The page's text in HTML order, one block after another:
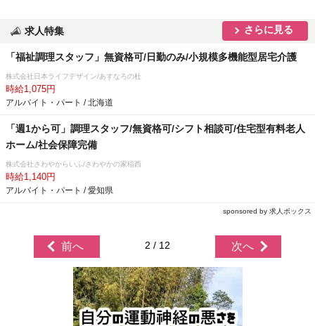
求人特集 さらに見る
「福祉調理スタッフ」無資格可/日勤のみ/小規模多機能型居宅介護
株式会社日本ライフデザイン/あすなろの杜
時給1,075円
アルバイト・パート / 北海道
「週1から可」調理スタッフ/無資格可/シフト相談可/住宅型有料老人
ホーム/社会保障完備
株式会社さわやからいふ/さわやかの家稲西
時給1,140円
アルバイト・パート / 愛知県
sponsored by 求人ボックス
前へ 2 / 12 次へ